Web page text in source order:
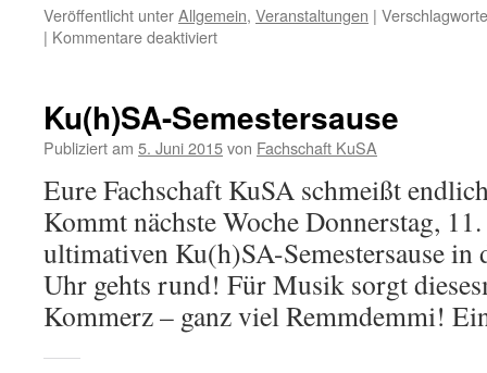
zu
teilen
(Wird
in
zu
teilen
(Wird
in
Veröffentlicht unterAllgemein, Veranstaltungen |
| Kommentare deaktiviertfür
Spooky’s
Ku(h)SA-Semestersause
Publiziert am 5. Juni 2015von Fachschaft KuSA
Eure Fachschaft KuSA schmeißt
Kommt nächste Woche Donnerstag,
ultimativen Ku(h)SA-Semestersause in
Uhr gehts rund! Für Musik sorgt
Kommerz – ganz viel Remmdemmi!